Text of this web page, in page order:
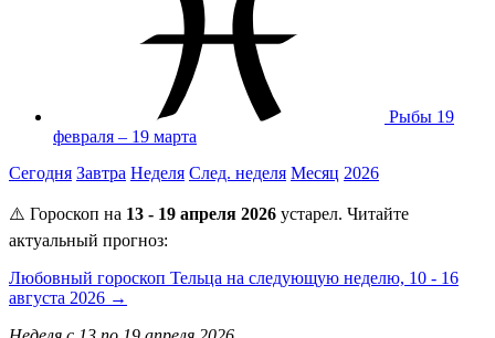
Рыбы 19
февраля – 19 марта
Сегодня Завтра Неделя След. неделя Месяц 2026
⚠️ Гороскоп на 13 - 19 апреля 2026 устарел. Читайте
актуальный прогноз:
Любовный гороскоп Тельца на следующую неделю, 10 - 16
августа 2026 →